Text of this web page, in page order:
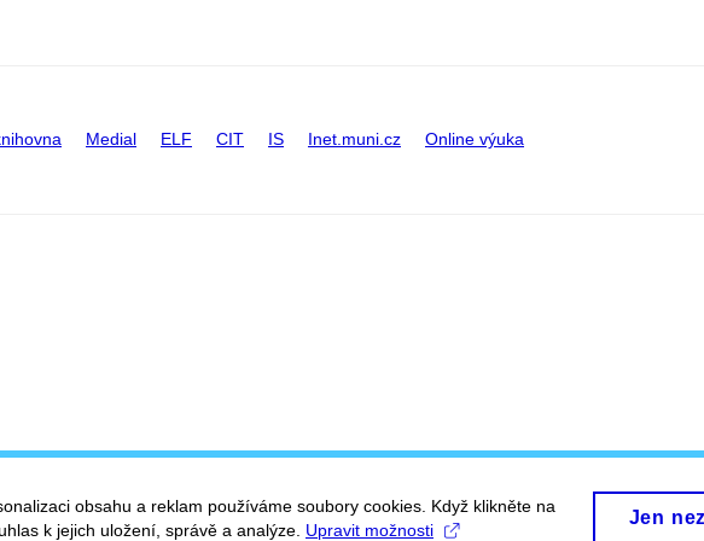
Medial ELF CIT IS Inet.muni.cz Online výuka
obsahu a reklam používáme soubory cookies. Když klikněte na
k jejich uložení, správě a analýze. Upravit možnosti
Jen